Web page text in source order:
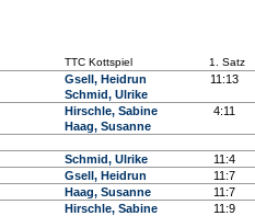
TTC Kottspiel 1. Satz
Gsell, Heidrun
Schmid, Ulrike
11:13
Hirschle, Sabine
Haag, Susanne
4:11
Schmid, Ulrike
11:4
Gsell, Heidrun
11:7
Haag, Susanne
11:7
Hirschle, Sabine
11:9